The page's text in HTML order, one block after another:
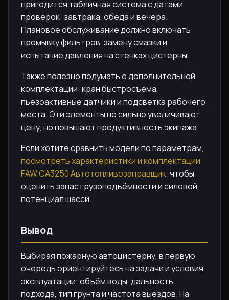
пригодится табличная система с датами
проверок: завтрака, обеда и вечера.
Плановое обслуживание должно включать
промывку фильтров, замену смазки и
испытание давления на стенках цистерны.
Также полезно подумать о дополнительной
комплектации: кран быстросъёма,
пьезоактивные датчики и подсветка рабочего
места. Эти элементы не сильно увеличивают
цену, но повышают продуктивность экипажа.
Если хотите сравнить модели по параметрам,
посмотреть характеристики и комплектации
FAW CA3250 Автотопливозаправщик, чтобы
оценить запас грузоподъёмности и силовой
потенциал шасси.
Вывод
Выбирая пожарную автоцистерну, в первую
очередь ориентируйтесь на задачи и условия
эксплуатации: объём воды, дальность
подхода, тип грунта и частота выездов. На